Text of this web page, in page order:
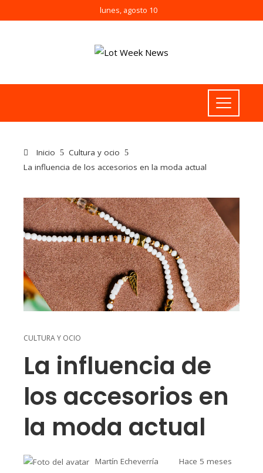
lunes, agosto 10
Inicio
Cultura y ocio
La influencia de los accesorios en la moda actual
CULTURA Y OCIO
La influencia de
los accesorios en
la moda actual
Martín Echeverría Hace 5 meses